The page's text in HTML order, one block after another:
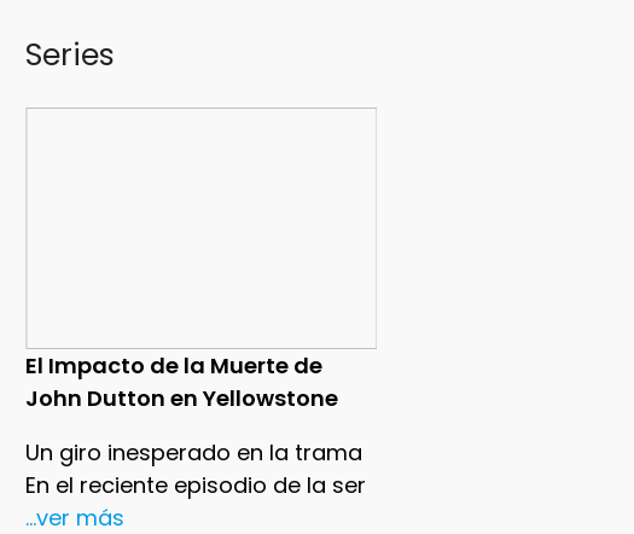
Series
El Impacto de la Muerte de
John Dutton en Yellowstone
Un giro inesperado en la trama
En el reciente episodio de la ser
...ver más